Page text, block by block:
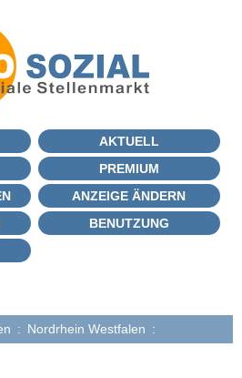
AKTUELL
PREMIUM
ANZEIGE ÄNDERN
BENUTZUNG
: Nordrhein Westfalen :